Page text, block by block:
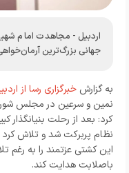
اردبیل- مجاهدت امام
جهانی بزرگ‌ترین
به گزارش خبرگزاری رسا از
نمین و سرعین در مجلس
کرد: بعد از رحلت بنیانگذار
این کشتی عزتمند را به رغم
باصلابت هدایت کند.